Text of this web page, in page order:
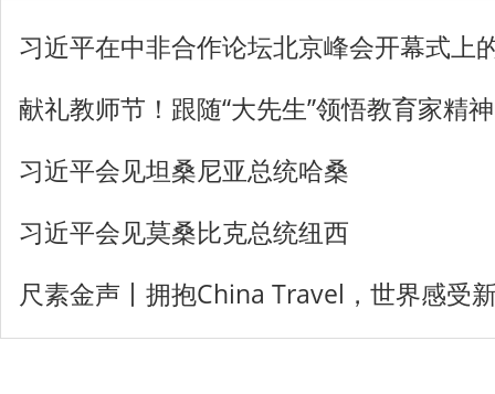
习近平在中非合作论坛北京峰会开幕式上
献礼教师节！跟随“大先生”领悟教育家精神
习近平会见坦桑尼亚总统哈桑
习近平会见莫桑比克总统纽西
尺素金声丨拥抱China Travel，世界感受